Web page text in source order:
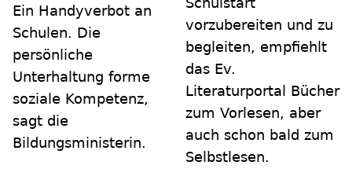
Ein Handyverbot an
Schulen. Die
persönliche
Unterhaltung forme
soziale Kompetenz,
sagt die
Bildungsministerin.
vorzubereiten und zu
begleiten, empfiehlt
das Ev.
Literaturportal Bücher
zum Vorlesen, aber
auch schon bald zum
Selbstlesen.